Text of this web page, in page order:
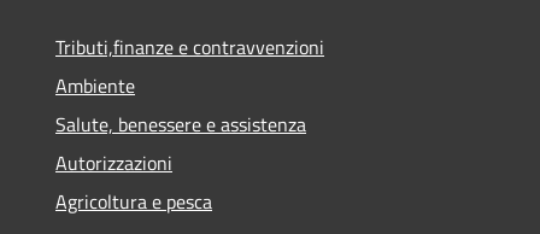
Tributi,finanze e contravvenzioni
Ambiente
Salute, benessere e assistenza
Autorizzazioni
Agricoltura e pesca